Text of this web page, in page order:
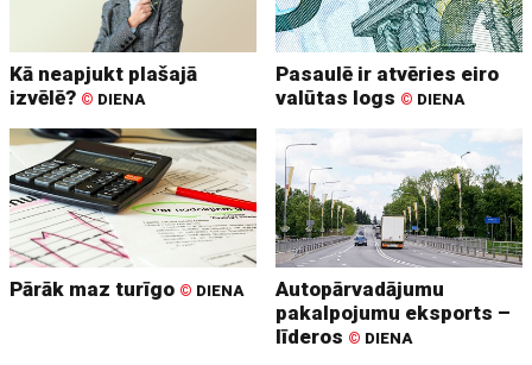
Kā neapjukt plašajā
izvēlē? © DIENA
Pasaulē ir atvēries eiro
valūtas logs © DIENA
Pārāk maz turīgo © DIENA
Autopārvadājumu
pakalpojumu eksports –
līderos © DIENA